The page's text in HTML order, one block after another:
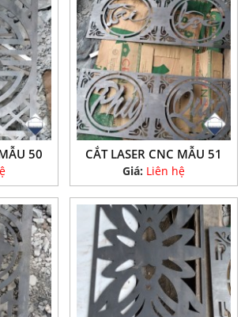
50 CẮT LASER CNC MẪU 51
Giá: Liên hệ